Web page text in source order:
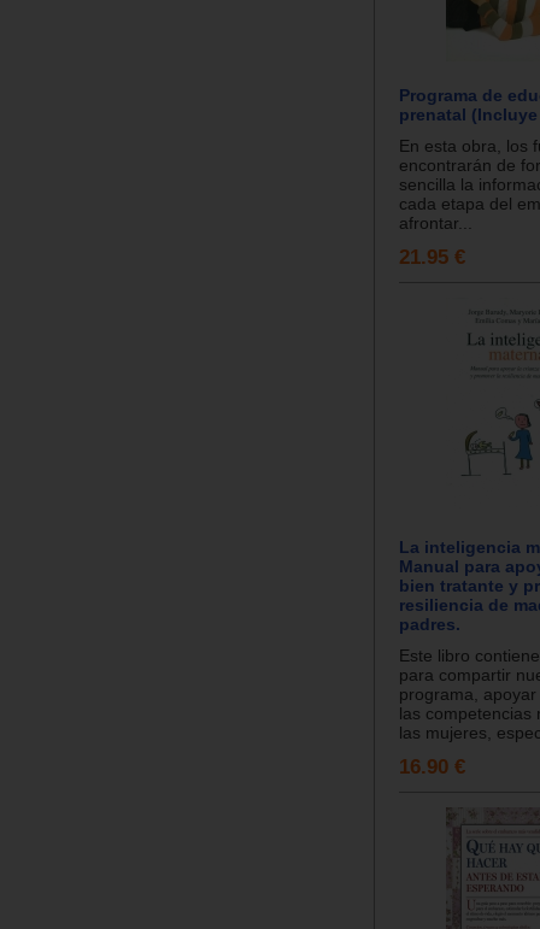
Programa de
prenatal (Incluye
En esta obra, los
encontrarán de
sencilla la
cada etapa del
afrontar...
21.95 €
La inteligencia
Manual para
bien tratante y
resiliencia de
padres.
Este libro
para compartir
programa,
las competencias
las mujeres,
16.90 €